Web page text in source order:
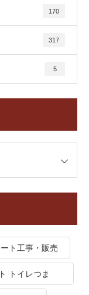
170
317
5
ト工事・販売
トイレつま